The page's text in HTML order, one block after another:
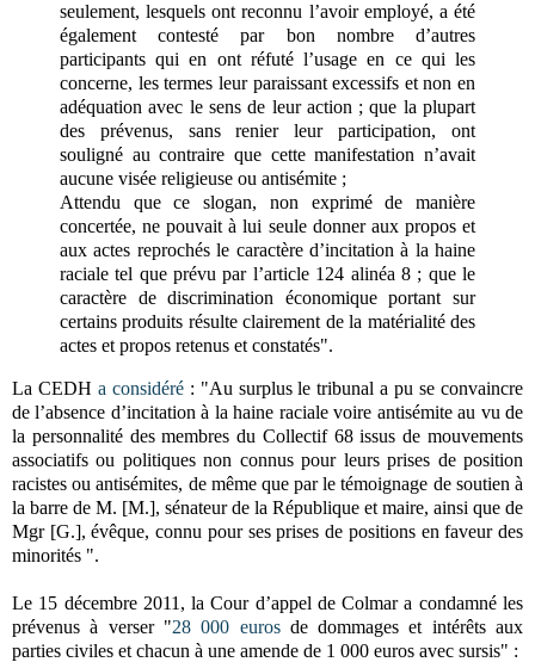
seulement, lesquels ont reconnu l’avoir employé, a été
également contesté par bon nombre d’autres
participants qui en ont réfuté l’usage en ce qui les
concerne, les termes leur paraissant excessifs et non en
adéquation avec le sens de leur action ; que la plupart
des prévenus, sans renier leur participation, ont
souligné au contraire que cette manifestation n’avait
aucune visée religieuse ou antisémite ;
Attendu que ce slogan, non exprimé de manière
concertée, ne pouvait à lui seule donner aux propos et
aux actes reprochés le caractère d’incitation à la haine
raciale tel que prévu par l’article 124 alinéa 8 ; que le
caractère de discrimination économique portant sur
certains produits résulte clairement de la matérialité des
actes et propos retenus et constatés".
La CEDH a considéré: "Au surplus le tribunal a pu se convaincre
de l’absence d’incitation à la haine raciale voire antisémite au vu de
la personnalité des membres du Collectif 68 issus de mouvements
associatifs ou politiques non connus pour leurs prises de position
racistes ou antisémites, de même que par le témoignage de soutien à
la barre de M. [M.], sénateur de la République et maire, ainsi que de
Mgr [G.], évêque, connu pour ses prises de positions en faveur des
minorités ".
Le 15 décembre 2011, la Cour d’appel de Colmar a condamné les
prévenus à verser "28 000 eurosde dommages et intérêts aux
parties civiles et chacun à une amende de 1 000 euros avec sursis" :